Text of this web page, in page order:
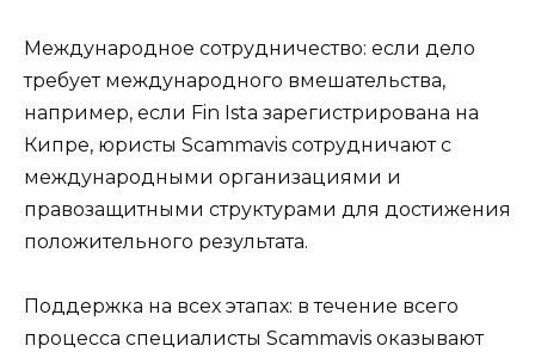
Международное сотрудничество: если дело
требует международного вмешательства,
например, если Fin Ista зарегистрирована на
Кипре, юристы Scammavis сотрудничают с
международными организациями и
правозащитными структурами для достижения
положительного результата.
Поддержка на всех этапах: в течение всего
процесса специалисты Scammavis оказывают